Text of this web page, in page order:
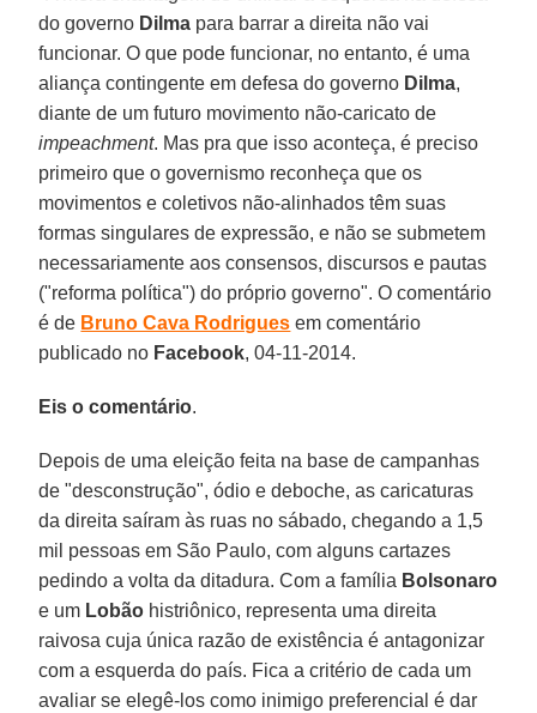
do governo Dilma para barrar a direita não vai
funcionar. O que pode funcionar, no entanto, é uma
aliança contingente em defesa do governo Dilma,
diante de um futuro movimento não-caricato de
impeachment. Mas pra que isso aconteça, é preciso
primeiro que o governismo reconheça que os
movimentos e coletivos não-alinhados têm suas
formas singulares de expressão, e não se submetem
necessariamente aos consensos, discursos e pautas
("reforma política") do próprio governo". O comentário
é de Bruno Cava Rodrigues em comentário
publicado no Facebook, 04-11-2014.
Eis o comentário.
Depois de uma eleição feita na base de campanhas
de "desconstrução", ódio e deboche, as caricaturas
da direita saíram às ruas no sábado, chegando a 1,5
mil pessoas em São Paulo, com alguns cartazes
pedindo a volta da ditadura. Com a família Bolsonaro
e um Lobão histriônico, representa uma direita
raivosa cuja única razão de existência é antagonizar
com a esquerda do país. Fica a critério de cada um
avaliar se elegê-los como inimigo preferencial é dar